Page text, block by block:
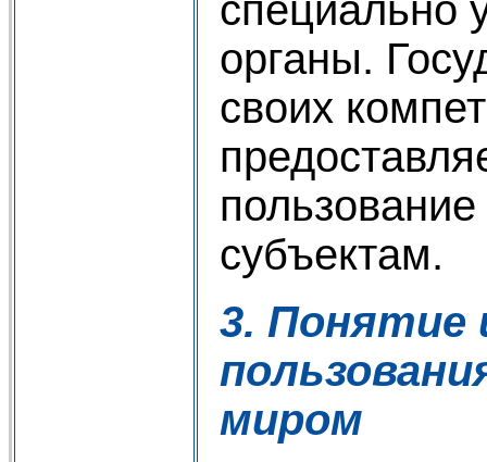
специально
органы.
своих
субъектам.
3. Понятие
миром